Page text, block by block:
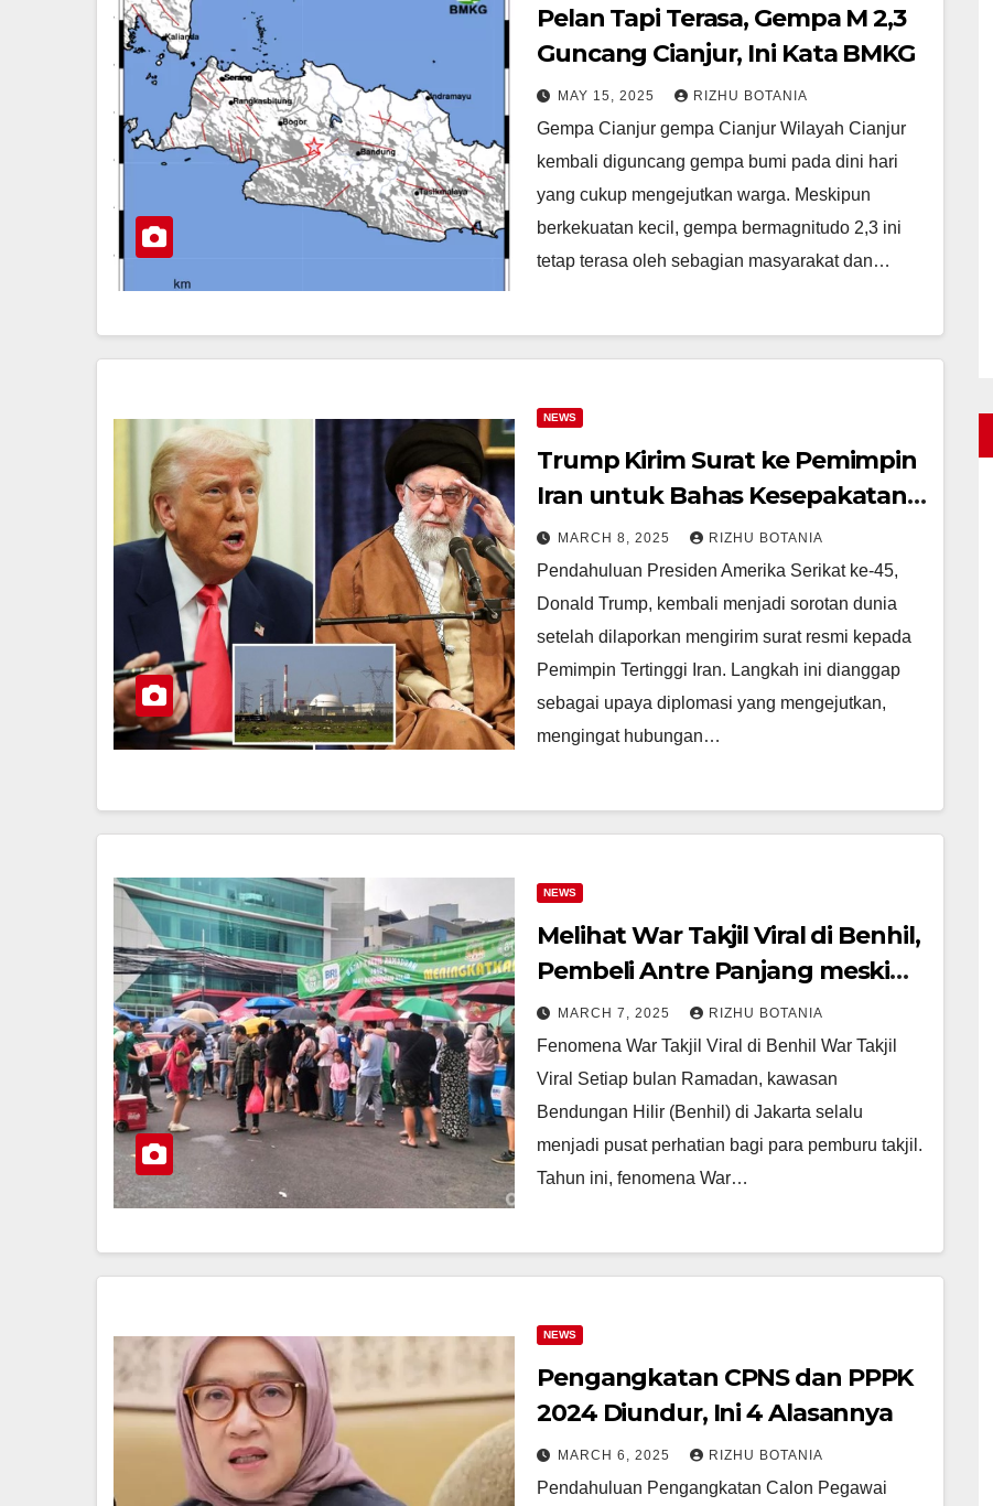
Pelan Tapi Terasa, Gempa M 2,3
Guncang Cianjur, Ini Kata BMKG
MAY 15, 2025 RIZHU BOTANIA
Gempa Cianjur gempa Cianjur Wilayah Cianjur
kembali diguncang gempa bumi pada dini hari
yang cukup mengejutkan warga. Meskipun
berkekuatan kecil, gempa bermagnitudo 2,3 ini
tetap terasa oleh sebagian masyarakat dan…
NEWS
Trump Kirim Surat ke Pemimpin
Iran untuk Bahas Kesepakatan
Nuklir
MARCH 8, 2025 RIZHU BOTANIA
Pendahuluan Presiden Amerika Serikat ke-45,
Donald Trump, kembali menjadi sorotan dunia
setelah dilaporkan mengirim surat resmi kepada
Pemimpin Tertinggi Iran. Langkah ini dianggap
sebagai upaya diplomasi yang mengejutkan,
mengingat hubungan…
NEWS
Melihat War Takjil Viral di Benhil,
Pembeli Antre Panjang meski
Gerimis
MARCH 7, 2025 RIZHU BOTANIA
Fenomena War Takjil Viral di Benhil War Takjil
Viral Setiap bulan Ramadan, kawasan
Bendungan Hilir (Benhil) di Jakarta selalu
menjadi pusat perhatian bagi para pemburu takjil.
Tahun ini, fenomena War…
NEWS
Pengangkatan CPNS dan PPPK
2024 Diundur, Ini 4 Alasannya
MARCH 6, 2025 RIZHU BOTANIA
Pendahuluan Pengangkatan Calon Pegawai